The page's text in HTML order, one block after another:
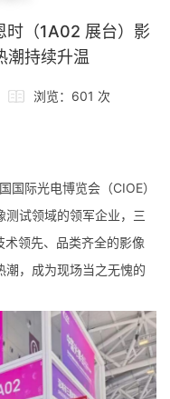
时（1A02 展台）影
潮持续升温
浏览：601 次
际光电博览会（CIOE）
测试领域的领军企业，三
领先、品类齐全的影像
潮，成为现场当之无愧的